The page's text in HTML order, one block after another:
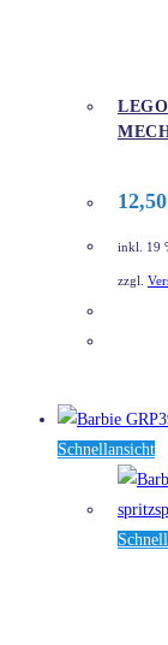
12,50
inkl. 19
zzgl.
Schnellansicht